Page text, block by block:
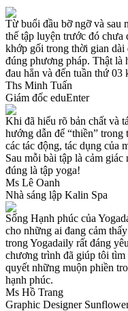
Từ buổi đầu bỡ ngỡ và sau
thế tập luyện trước đó
khớp gối trong thời gian dài
đúng phương pháp. Thật là
đau hẳn và đến tuần thứ 03
Ths Minh Tuấn
Giám đốc eduEnter
Khi đã hiểu rõ bản chất và
hướng dẫn để “thiền” trong
các tác động, tác dụng của
Sau mỗi bài tập là cảm
đúng là tập yoga!
Ms Lê Oanh
Nhà sáng lập Kalin Spa
Sống Hạnh phúc của
cho những ai đang cảm
trong Yogadaily rất đáng
chương trình đã giúp tôi
quyết những muộn phiền
hạnh phúc.
Ms Hồ Trang
Graphic Designer